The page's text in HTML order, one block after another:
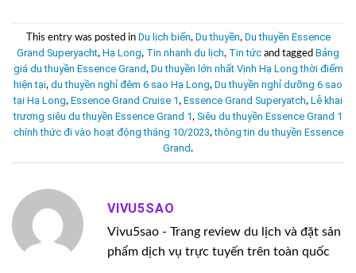
This entry was posted in Du lịch biển, Du thuyền, Du thuyền Essence
Grand Superyacht, Hạ Long, Tin nhanh du lịch, Tin tức and tagged Bảng
giá du thuyền Essence Grand, Du thuyền lớn nhất Vịnh Hạ Long thời điểm
hiện tại, du thuyền nghỉ đêm 6 sao Hạ Long, Du thuyền nghỉ dưỡng 6 sao
tại Hạ Long, Essence Grand Cruise 1, Essence Grand Superyatch, Lễ khai
trương siêu du thuyền Essence Grand 1, Siêu du thuyền Essence Grand 1
chính thức đi vào hoạt động tháng 10/2023,thông tin du thuyền Essence
Grand.
VIVU5SAO
Vivu5sao - Trang review du lịch và đặt sản
phẩm dịch vụ trực tuyến trên toàn quốc